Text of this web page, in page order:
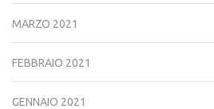
MARZO 2021
FEBBRAIO 2021
GENNAIO 2021